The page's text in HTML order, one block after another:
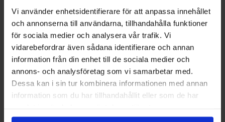
Vi använder enhetsidentifierare för att anpassa innehållet
och annonserna till användarna, tillhandahålla funktioner
för sociala medier och analysera vår trafik. Vi
vidarebefordrar även sådana identifierare och annan
information från din enhet till de sociala medier och
annons- och analysföretag som vi samarbetar med.
Dessa kan i sin tur kombinera informationen med annan
information som du har tillhandahållit eller som de har
OLW Dippmix Dill & Gräslök 24g x 5st OLW Dippmix